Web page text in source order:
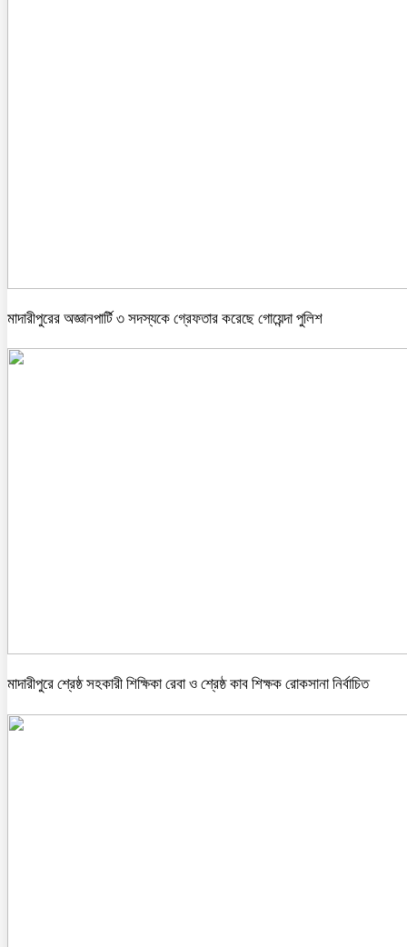
মাদারীপুরের অজ্ঞানপার্টি ৩ সদস্যকে গ্রেফতার করেছে গোয়েন্দা পুলিশ
মাদারীপুরে শ্রেষ্ঠ সহকারী শিক্ষিকা রেবা ও শ্রেষ্ঠ কাব শিক্ষক রোকসানা নির্বাচিত